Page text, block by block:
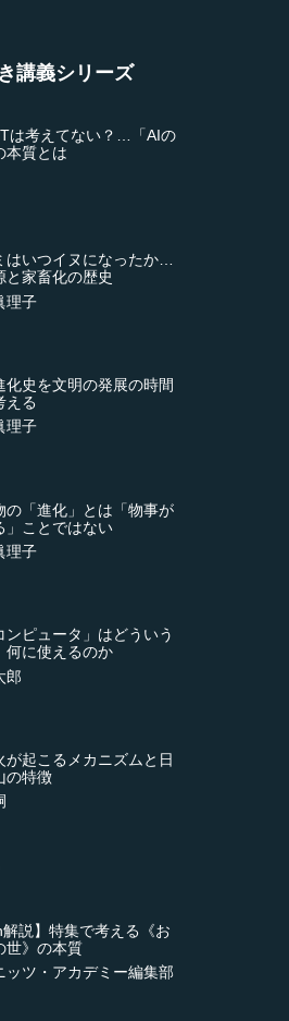
講義シリーズ
は考えてない？…「AIの
本質とは
はいつイヌになったか…
と家畜化の歴史
理子
化史を文明の発展の時間
える
理子
の「進化」とは「物事が
」ことではない
理子
ンピュータ」はどういう
何に使えるのか
郎
が起こるメカニズムと日
の特徴
解説】特集で考える《お
世》の本質
ッツ・アカデミー編集部